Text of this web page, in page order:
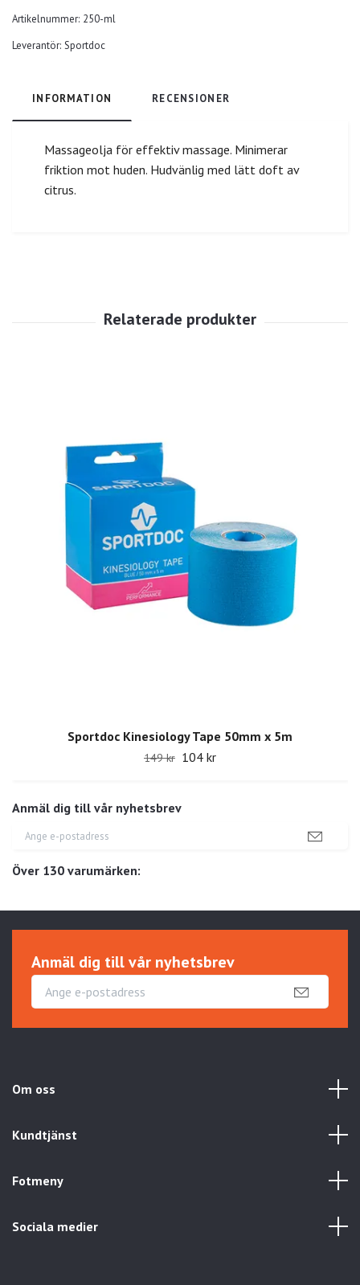
Anmäl dig till vår nyhetsbrev
Över 130 varumärken:
Artikelnummer: 250-ml
Leverantör: Sportdoc
INFORMATION RECENSIONER
Massageolja för effektiv massage. Minimerar
friktion mot huden. Hudvänlig med lätt doft av
citrus.
Sportdoc Kinesiology Tape 50mm x 5m
149 kr 104 kr
Anmäl dig till vår nyhetsbrev
Om oss
Kundtjänst
Fotmeny
Sociala medier